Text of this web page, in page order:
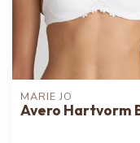
MARIE JO
Avero Hartvorm